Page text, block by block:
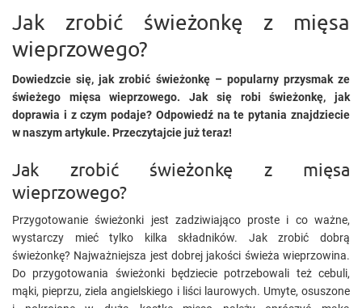
Jak zrobić świeżonkę z mięsa
wieprzowego?
Dowiedzcie się, jak zrobić świeżonkę – popularny przysmak ze
świeżego mięsa wieprzowego. Jak się robi świeżonkę, jak
doprawia i z czym podaje? Odpowiedź na te pytania znajdziecie
w naszym artykule. Przeczytajcie już teraz!
Jak zrobić świeżonkę z mięsa
wieprzowego?
Przygotowanie świeżonki jest zadziwiająco proste i co ważne,
wystarczy mieć tylko kilka składników. Jak zrobić dobrą
świeżonkę? Najważniejsza jest dobrej jakości świeża wieprzowina.
Do przygotowania świeżonki będziecie potrzebowali też cebuli,
mąki, pieprzu, ziela angielskiego i liści laurowych. Umyte, osuszone